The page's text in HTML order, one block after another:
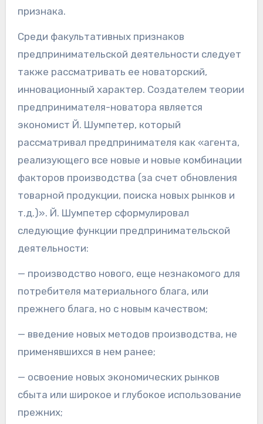
признака.
Среди факультативных признаков
предпринимательской деятельности следует
также рассматривать ее новаторский,
инновационный характер. Создателем теории
предпринимателя-новатора является
экономист Й. Шумпетер, который
рассматривал предпринимателя как «агента,
реализующего все новые и новые комбинации
факторов производства (за счет обновления
товарной продукции, поиска новых рынков и
т.д.)». Й. Шумпетер сформулировал
следующие функции предпринимательской
деятельности:
— производство нового, еще незнакомого для
потребителя материального блага, или
прежнего блага, но с новым качеством;
— введение новых методов производства, не
применявшихся в нем ранее;
— освоение новых экономических рынков
сбыта или широкое и глубокое использование
прежних;